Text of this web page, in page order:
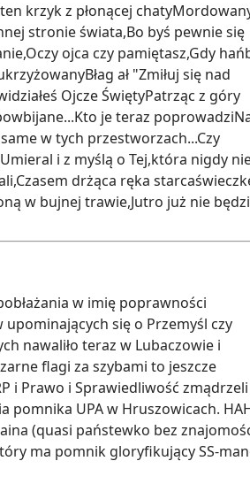
krzyk z płonącej
stronie świata,Bo byś pewnie się
ojca czy pamiętasz,Gdy
ał "Zmiłuj się nad
Ojcze ŚwiętyPatrząc z góry
je teraz
w tych przestworzach...Czy
i z myślą o Tej,która nigdy
drżąca ręka
w bujnej trawie,Jutro już nie
w imię poprawności
się o Przemyśl czy
nawaliło teraz w Lubaczowie i
flagi za szybami to jeszcze
i Prawo i Sprawiedliwość
pomnika UPA w Hruszowicach.
(quasi państewko bez
ma pomnik gloryfikujący SS-